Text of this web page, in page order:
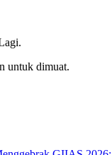
untuk dimuat.